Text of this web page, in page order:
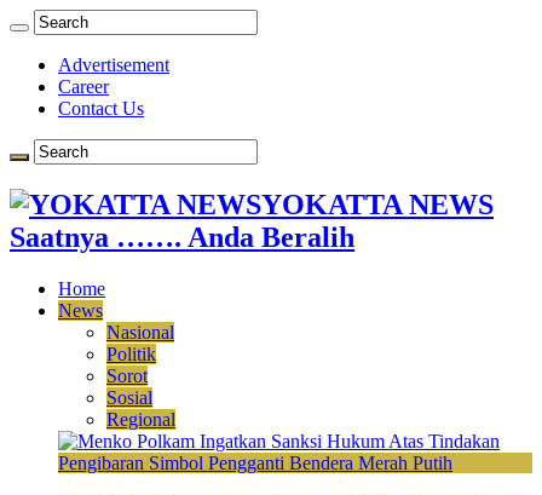
Advertisement
Career
Contact Us
YOKATTA NEWS
Saatnya ……. Anda Beralih
Home
News
Nasional
Politik
Sorot
Sosial
Regional